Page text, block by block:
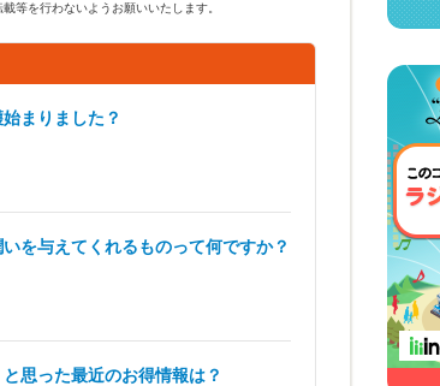
等を行わないようお願いいたします。
まりました？
を与えてくれるものって何ですか？
思った最近のお得情報は？